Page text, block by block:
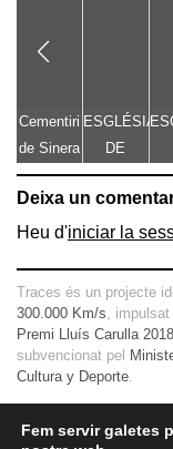
Cementiri
de Sinera
ESGLÉSIA
DE
SANTA
MARIA
DE
Deixa un
Heu d'iniciar la
Traces és un projecte
300.000 Km/s , impulsat
Premi Lluís Carulla 2018
subvencionat pel
Cultura y Deporte
Aquítens més
el projecte
Fem servir galetes